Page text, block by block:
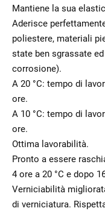
Mantiene la sua
Aderisce
poliestere, materiali
state ben sgrassate
corrosione).
A 20 °C: tempo di
ore.
A 10 °C: tempo di
ore.
Ottima lavorabilità.
Pronto a essere
4 ore a 20 °C e dopo
Verniciabilità
di verniciatura.